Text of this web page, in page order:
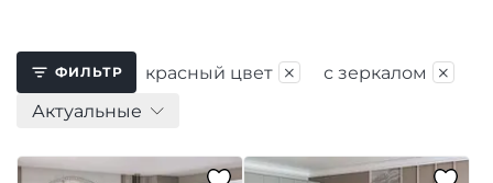
ФИЛЬТР красный цвет × с зеркалом ×
Актуальные